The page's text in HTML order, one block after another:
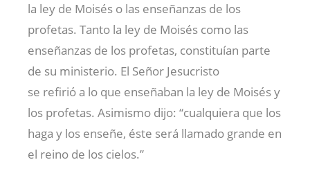
la ley de Moisés o las enseñanzas de los
profetas. Tanto la ley de Moisés como las
enseñanzas de los profetas, constituían parte
de su ministerio. El Señor Jesucristo
se refirió a lo que enseñaban la ley de Moisés y
los profetas. Asimismo dijo: “cualquiera que los
haga y los enseñe, éste será llamado grande en
el reino de los cielos.”